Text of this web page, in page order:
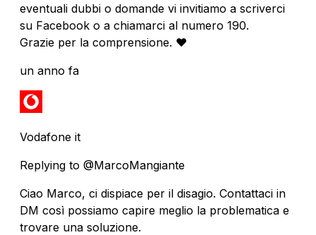
eventuali dubbi o domande vi invitiamo a scriverci
su Facebook o a chiamarci al numero 190.
Grazie per la comprensione. ❤️
un anno fa
Vodafone it
Replying to @MarcoMangiante
Ciao Marco, ci dispiace per il disagio. Contattaci in
DM così possiamo capire meglio la problematica e
trovare una soluzione.